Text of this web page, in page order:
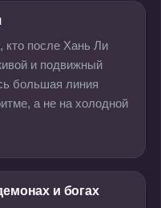
кто после Хань Ли
и подвижный
большая линия
а не на холодной
и богах